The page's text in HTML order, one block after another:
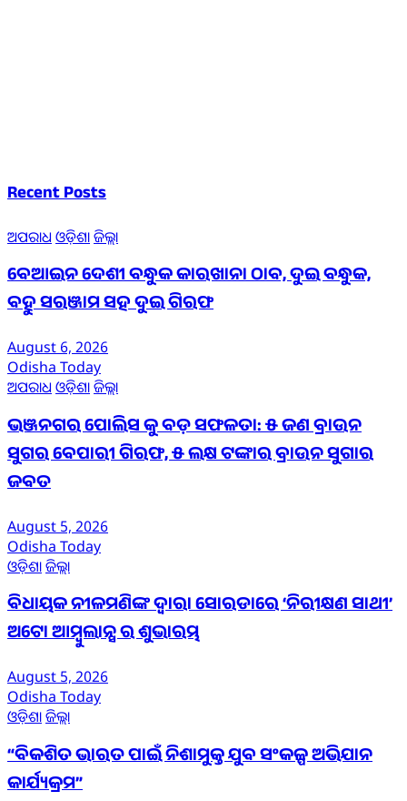
Recent Posts
ଅପରାଧ ଓଡ଼ିଶାଜିଲ୍ଲା
ବେଆଇନ ଦେଶୀ ବନ୍ଧୁକ କାରଖାନା ଠାବ, ଦୁଇ ବନ୍ଧୁକ,
ବହୁ ସରଞ୍ଜାମ ସହ ଦୁଇ ଗିରଫ
August 6, 2026
Odisha Today
ଅପରାଧ ଓଡ଼ିଶାଜିଲ୍ଲା
ଭଞ୍ଜନଗର ପୋଲିସ କୁ ବଡ଼ ସଫଳତା: ୫ ଜଣ ବ୍ରାଉନ
ସୁଗର ବେପାରୀ ଗିରଫ, ୫ ଲକ୍ଷ ଟଙ୍କାର ବ୍ରାଉନ ସୁଗାର
ଜବତ
August 5, 2026
Odisha Today
ଓଡ଼ିଶାଜିଲ୍ଲା
ବିଧାୟକ ନୀଳମଣିଙ୍କ ଦ୍ବାରା ସୋରଡାରେ ‘ନିରୀକ୍ଷଣ ସାଥୀ’
ଅଟୋ ଆମ୍ବୁଲାନ୍ସ ର ଶୁଭାରମ୍ଭ
August 5, 2026
Odisha Today
ଓଡ଼ିଶାଜିଲ୍ଲା
“ବିକଶିତ ଭାରତ ପାଇଁ ନିଶାମୁକ୍ତ ଯୁବ ସଂକଳ୍ପ ଅଭିଯାନ
କାର୍ଯ୍ୟକ୍ରମ”